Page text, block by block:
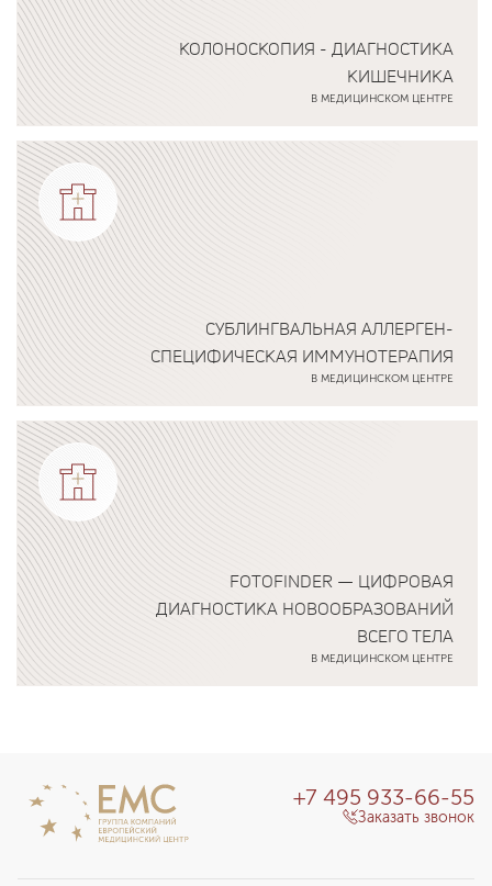
КОЛОНОСКОПИЯ - ДИАГНОСТИКА
КИШЕЧНИКА
В МЕДИЦИНСКОМ ЦЕНТРЕ
Подробнее о программе
СУБЛИНГВАЛЬНАЯ АЛЛЕРГЕН-
СПЕЦИФИЧЕСКАЯ ИММУНОТЕРАПИЯ
В МЕДИЦИНСКОМ ЦЕНТРЕ
Подробнее о программе
FOTOFINDER — ЦИФРОВАЯ
ДИАГНОСТИКА НОВООБРАЗОВАНИЙ
ВСЕГО ТЕЛА
В МЕДИЦИНСКОМ ЦЕНТРЕ
+7 495 933-66-55
Заказать звонок